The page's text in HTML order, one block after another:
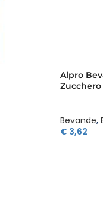
Alpro
Zucchero
Bevande,
€3,62